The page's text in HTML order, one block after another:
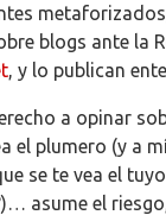
blogs ante la
, y lo publican
a opinar
el plumero (y a
se te vea el
asume el